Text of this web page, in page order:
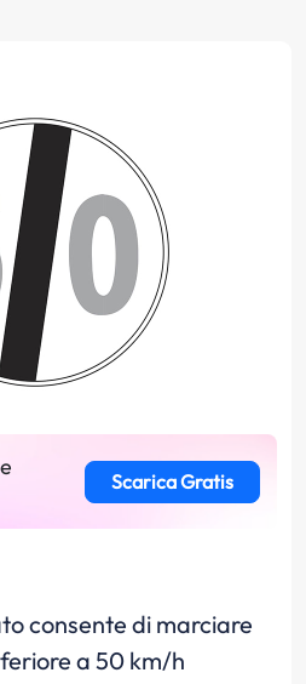
Scarica Gratis
consente di marciare
a 50 km/h